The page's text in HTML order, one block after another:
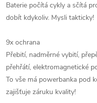
Baterie počítá cykly a sčítá
dobít kdykoliv. Mysli takticky!
9x ochrana
Přebití, nadměrné vybití,
přehřátí, elektromagnetické
To vše má powerbanka pod
zajišťuje záruku kvality!